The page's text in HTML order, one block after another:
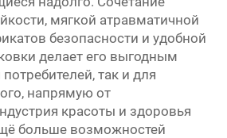
мягкой атравматичной
безопасности и удобной
делает его выгодным
так и для
напрямую от
красоты и здоровья
больше возможностей